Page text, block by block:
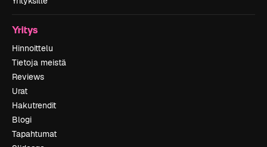
Yritys
Hinnoittelu
Tietoja meistä
Reviews
Urat
Hakutrendit
Blogi
Tapahtumat